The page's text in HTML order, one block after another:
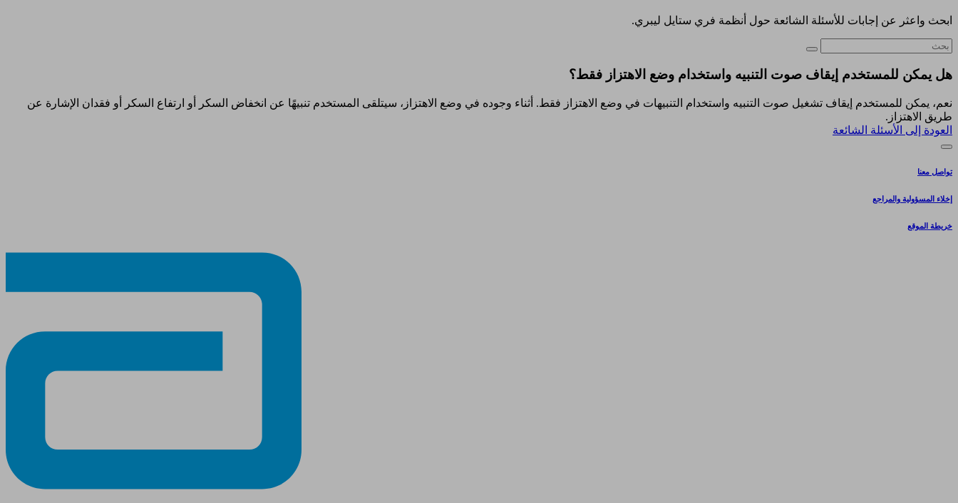
ابحث واعثر عن إجابات للأسئلة الشائعة حول أنظمة فري ستايل ليبري.
هل يمكن للمستخدم إيقاف صوت التنبيه واستخدام وضع الاهتزاز فقط؟
نعم، يمكن للمستخدم إيقاف تشغيل صوت التنبيه واستخدام التنبيهات في وضع الاهتزاز فقط. أثناء وجوده في وضع الاهتزاز، سيتلقى المستخدم تنبيهًا عن انخفاض السكر أو ارتفاع السكر أو فقدان الإشارة عن
طريق الاهتزاز.
العودة إلى الأسئلة الشائعة
تواصل معنا
إخلاء المسؤولية والمراجع
خريطة الموقع